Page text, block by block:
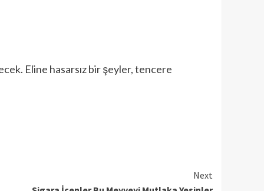
Eline hasarsız bir şeyler, tencere
Next